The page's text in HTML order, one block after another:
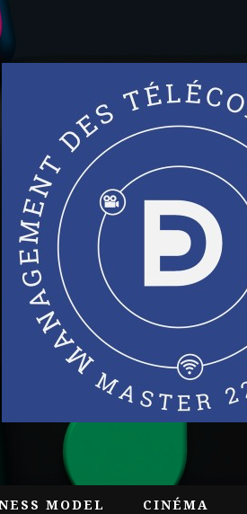
MODEL CINÉMA